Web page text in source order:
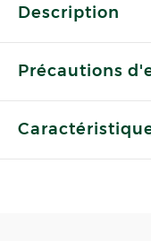
Description
Précautions